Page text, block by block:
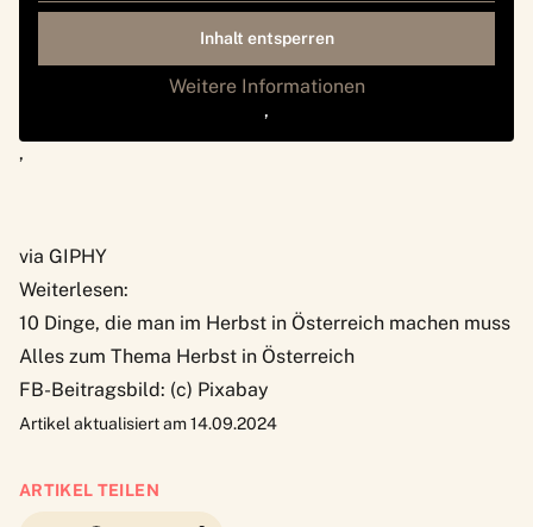
Inhalt entsperren
Weitere Informationen
‚
‚
via GIPHY
Weiterlesen:
10 Dinge, die man im Herbst in Österreich machen muss
Alles zum Thema Herbst in Österreich
FB-Beitragsbild: (c) Pixabay
Artikel aktualisiert am 14.09.2024
ARTIKEL TEILEN